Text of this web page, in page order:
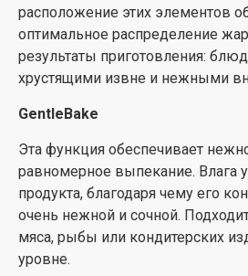
расположение этих элементов
оптимальное распределение
результаты приготовления:
хрустящими извне и нежными
GentleBake
Эта функция обеспечивает
равномерное выпекание. Влага
продукта, благодаря чему его
очень нежной и сочной.
мяса, рыбы или кондитерских
уровне.